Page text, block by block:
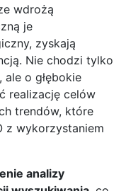
wdrożą
je
zyskają
Nie chodzi tylko
o głębokie
realizację celów
trendów, które
z wykorzystaniem
analizy